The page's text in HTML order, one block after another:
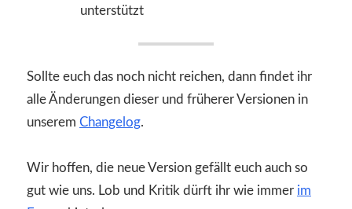
unterstützt
Sollte euch das noch nicht reichen, dann findet ihr
alle Änderungen dieser und früherer Versionen in
unserem Changelog.
Wir hoffen, die neue Version gefällt euch auch so
gut wie uns. Lob und Kritik dürft ihr wie immer im